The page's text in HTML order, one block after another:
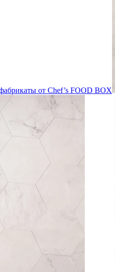
от Chef’s FOOD BOX